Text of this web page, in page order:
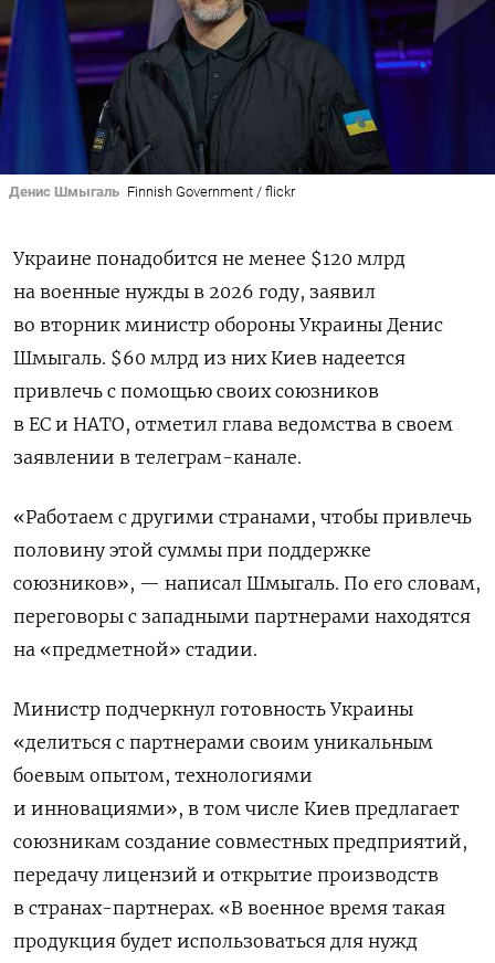
Денис Шмыгаль Finnish Government / flickr
Украине понадобится не менее $120 млрд
на военные нужды в 2026 году, заявил
во вторник министр обороны Украины Денис
Шмыгаль. $60 млрд из них Киев надеется
привлечь с помощью своих союзников
в ЕС и НАТО, отметил глава ведомства в своем
заявлении в телеграм-канале.
«Работаем с другими странами, чтобы привлечь
половину этой суммы при поддержке
союзников», — написал Шмыгаль. По его словам,
переговоры с западными партнерами находятся
на «предметной» стадии.
Министр подчеркнул готовность Украины
«делиться с партнерами своим уникальным
боевым опытом, технологиями
и инновациями», в том числе Киев предлагает
союзникам создание совместных предприятий,
передачу лицензий и открытие производств
в странах-партнерах. «В военное время такая
продукция будет использоваться для нужд